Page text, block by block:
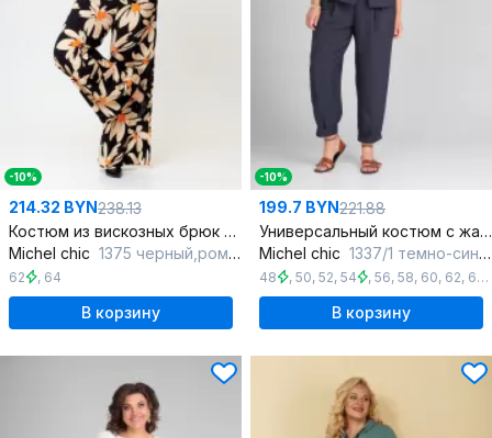
-10%
214.32 BYN238.13
Костюм из вискозных брюк и жакета с лацканами и поясом
Michel chic 1375 черный,ромашка
62 , 64
В корзину
-10%
199.7 BYN221.88
Универсальный костюм с жакетом и брюками из текстиля
Michel chic 1337/1 темно-синий
48 , 50, 52, 54 , 56, 58, 60, 62, 64 ,
В корзину